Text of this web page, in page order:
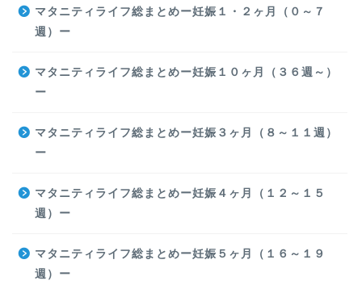
マタニティライフ総まとめー妊娠１・２ヶ月（０～７
週）ー
マタニティライフ総まとめー妊娠１０ヶ月（３６週～）
ー
マタニティライフ総まとめー妊娠３ヶ月（８～１１週）
ー
マタニティライフ総まとめー妊娠４ヶ月（１２～１５
週）ー
マタニティライフ総まとめー妊娠５ヶ月（１６～１９
週）ー